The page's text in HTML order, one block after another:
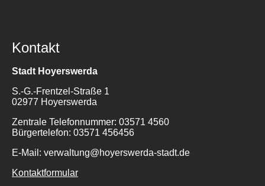
Kontakt
Stadt Hoyerswerda
S.-G.-Frentzel-Straße 1
02977 Hoyerswerda
Zentrale Telefonnummer: 03571 4560
Bürgertelefon: 03571 456456
E-Mail: verwaltung@hoyerswerda-stadt.de
Kontaktformular